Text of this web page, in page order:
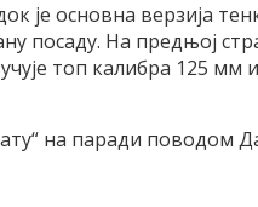
је основна верзија
посаду. На предњој
топ калибра 125 мм и
на паради поводом